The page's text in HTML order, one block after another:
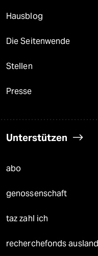
Hausblog
Die Seitenwende
Stellen
Presse
Unterstützen
abo
genossenschaft
taz zahl ich
recherchefonds ausland